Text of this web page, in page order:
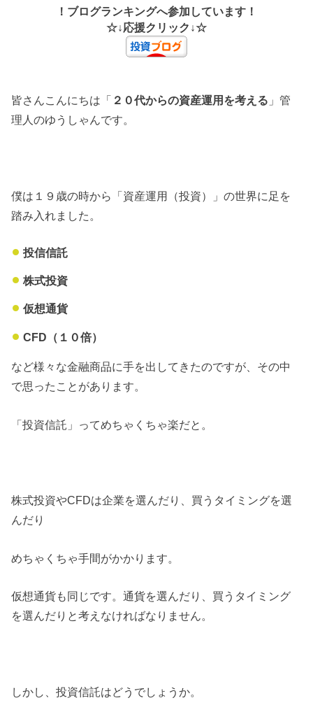
！ブログランキングへ参加しています！
☆↓応援クリック↓☆
皆さんこんにちは「 ２０代からの資産運用を考える 」管
理人のゆうしゃんです。
僕は１９歳の時から「資産運用（投資）」の世界に足を
踏み入れました。
投信信託
株式投資
仮想通貨
CFD（１０倍）
など様々な金融商品に手を出してきたのですが、その中
で思ったことがあります。
「投資信託」ってめちゃくちゃ楽だと。
株式投資やCFDは企業を選んだり、買うタイミングを選
んだり
めちゃくちゃ手間がかかります。
仮想通貨も同じです。通貨を選んだり、買うタイミング
を選んだりと考えなければなりません。
しかし、投資信託はどうでしょうか。